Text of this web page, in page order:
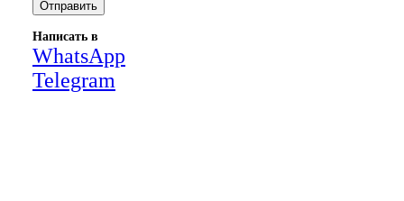
Написать в
WhatsApp
Telegram